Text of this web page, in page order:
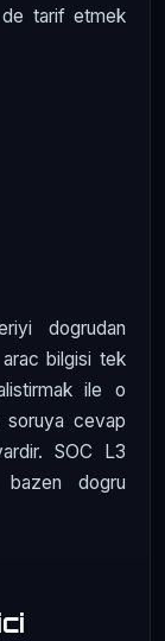
de tarif etmek
dogrudan
bilgisi tek
ile o
soruya cevap
SOC L3
dogru